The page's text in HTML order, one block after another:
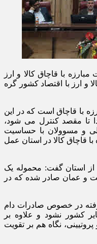
با قاچاق کالا و ارز
و ارز با اقتصاد کشور گره
با قاچاق است که در این
تا مقصد کنترل می شود،
و مسوولان با حساسیت
قاچاق کالا در استان عمل
از استان گفت: محموله یک
کویت و عمان صادر شده که در
در خصوص صادرات دام
کشور نشود و علاوه بر
پروتیینی، نگاه هم بر تقویت